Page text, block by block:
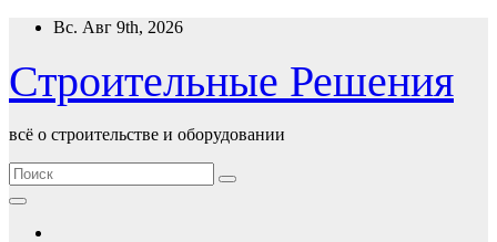
Перейти
содержимому
Вс. Авг 9th, 2026
Строительные Решения
всё о строительстве и оборудовании